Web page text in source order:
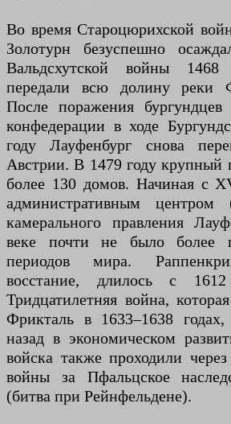
Во время Староцюрихской
Золотурн безуспешно
Вальдсхутской войны 1468
передали всю долину реки
После поражения
конфедерации в ходе
году Лауфенбург снова
Австрии. В 1479 году
более 130 домов. Начиная с
административным
камерального правления
веке почти не было более
периодов мира.
восстание, длилось с
Тридцатилетняя война,
Фрикталь в 1633–1638 годах,
назад в экономическом
войска также проходили
войны за Пфальцское
(битва при Рейнфельдене).